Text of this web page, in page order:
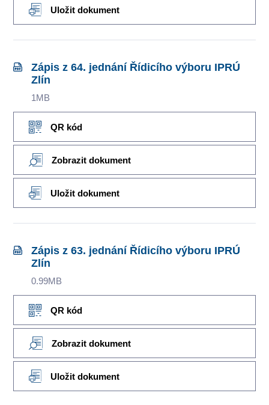
Uložit dokument
Zápis z 64. jednání Řídicího výboru IPRÚ
Zlín
1MB
QR kód
Zobrazit dokument
Uložit dokument
Zápis z 63. jednání Řídicího výboru IPRÚ
Zlín
0.99MB
QR kód
Zobrazit dokument
Uložit dokument